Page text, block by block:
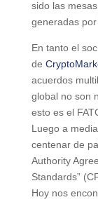
sido las
generadas por
En tanto el
de
acuerdos
global no son
esto es el
Luego a
centenar de
Authority
Standards”
Hoy nos